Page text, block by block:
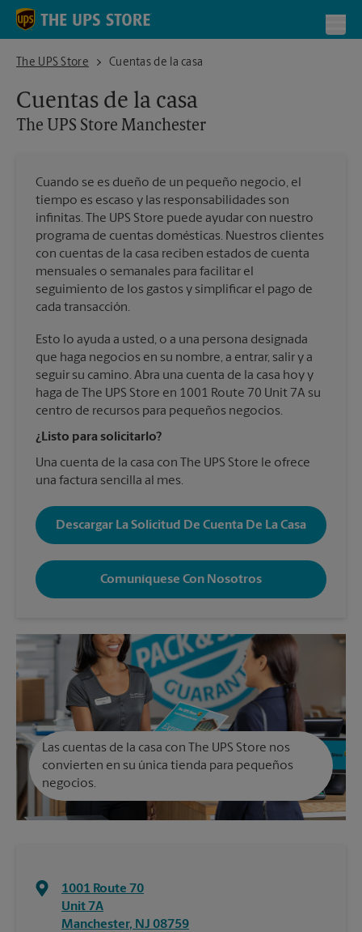
Skip to content
Return to Nav
The UPS Store
The UPS Store ManchesterCuentas de la casa
Cuentas de la casa
The UPS Store Manchester
Cuando se es dueño de un pequeño negocio, el
tiempo es escaso y las responsabilidades son
infinitas. The UPS Store puede ayudar con nuestro
programa de cuentas domésticas. Nuestros clientes
con cuentas de la casa reciben estados de cuenta
mensuales o semanales para facilitar el
seguimiento de los gastos y simplificar el pago de
cada transacción.
Esto lo ayuda a usted, o a una persona designada
que haga negocios en su nombre, a entrar, salir y a
seguir su camino. Abra una cuenta de la casa hoy y
haga de The UPS Store en 1001 Route 70 Unit 7A su
centro de recursos para pequeños negocios.
¿Listo para solicitarlo?
Una cuenta de la casa con The UPS Store le ofrece
una factura sencilla al mes.
Descargar La Solicitud De Cuenta De La Casa
Comuníquese Con Nosotros
Las cuentas de la casa con The UPS Store nos
convierten en su única tienda para pequeños
negocios.
1001 Route 70
Unit 7A
Manchester, NJ 08759